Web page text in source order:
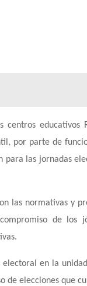
centros educativos
, por parte de
para las jornadas
las normativas y
de los
electoral en la
de elecciones que